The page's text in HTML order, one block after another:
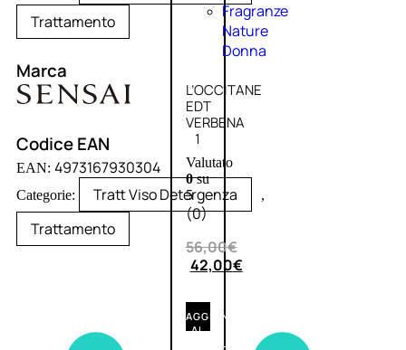
Fragranze
Nature
Donna
L’OCCITANE
EDT
VERBENA
1
Valutato
0su
5
(0)
56,00€
42,00€
AGGIUNGI
AL
CARRELLO
Trattamento
Marca
Codice EAN
EAN: 4973167930304
Categorie: Tratt Viso Detergenza ,
Trattamento